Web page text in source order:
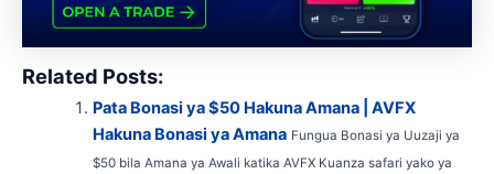
Related Posts:
Pata Bonasi ya $50 Hakuna Amana | AVFX
Hakuna Bonasi ya Amana Fungua Bonasi ya Uuzaji ya
$50 bila Amana ya Awali katika AVFX Kuanza safari yako ya